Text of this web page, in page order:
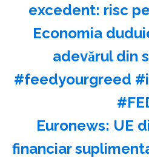
excedent: risc
Economia
adevărul din
#feedyourgreed
Euronews: UE
financiar